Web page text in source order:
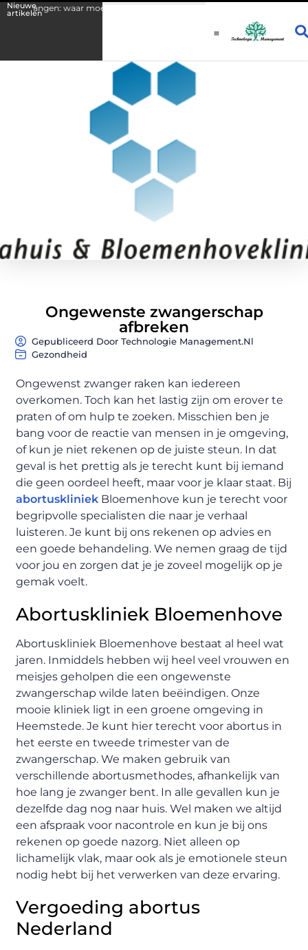
Nieuwe
artikelenwaar moet u als monteur op letten?
Ongewenste zwangerschap
afbreken
Gepubliceerd Door Technologie Management.nl
Gezondheid
Ongewenst zwanger raken kan iedereen
overkomen. Toch kan het lastig zijn om erover te
praten of om hulp te zoeken. Misschien ben je
bang voor de reactie van mensen in je omgeving,
of kun je niet rekenen op de juiste steun. In dat
geval is het prettig als je terecht kunt bij iemand
die geen oordeel heeft, maar voor je klaar staat. Bij
abortuskliniek Bloemenhove kun je terecht voor
begripvolle specialisten die naar je verhaal
luisteren. Je kunt bij ons rekenen op advies en
een goede behandeling. We nemen graag de tijd
voor jou en zorgen dat je je zoveel mogelijk op je
gemak voelt.
Abortuskliniek Bloemenhove
Abortuskliniek Bloemenhove bestaat al heel wat
jaren. Inmiddels hebben wij heel veel vrouwen en
meisjes geholpen die een ongewenste
zwangerschap wilde laten beëindigen. Onze
mooie kliniek ligt in een groene omgeving in
Heemstede. Je kunt hier terecht voor abortus in
het eerste en tweede trimester van de
zwangerschap. We maken gebruik van
verschillende abortusmethodes, afhankelijk van
hoe lang je zwanger bent. In alle gevallen kun je
dezelfde dag nog naar huis. Wel maken we altijd
een afspraak voor nacontrole en kun je bij ons
rekenen op goede nazorg. Niet alleen op
lichamelijk vlak, maar ook als je emotionele steun
nodig hebt bij het verwerken van deze ervaring.
Vergoeding abortus
Nederland